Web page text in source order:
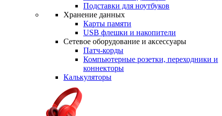
Подставки для ноутбуков
Хранение данных
Карты памяти
USB флешки и накопители
Сетевое оборудование и аксессуары
Патч-корды
Компьютерные розетки, переходники и
коннекторы
Калькуляторы